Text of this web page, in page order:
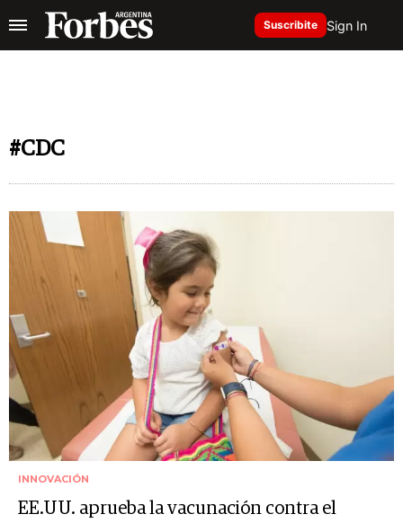
Suscribite Sign In
#CDC
INNOVACIÓN
EE.UU. aprueba la vacunación contra el